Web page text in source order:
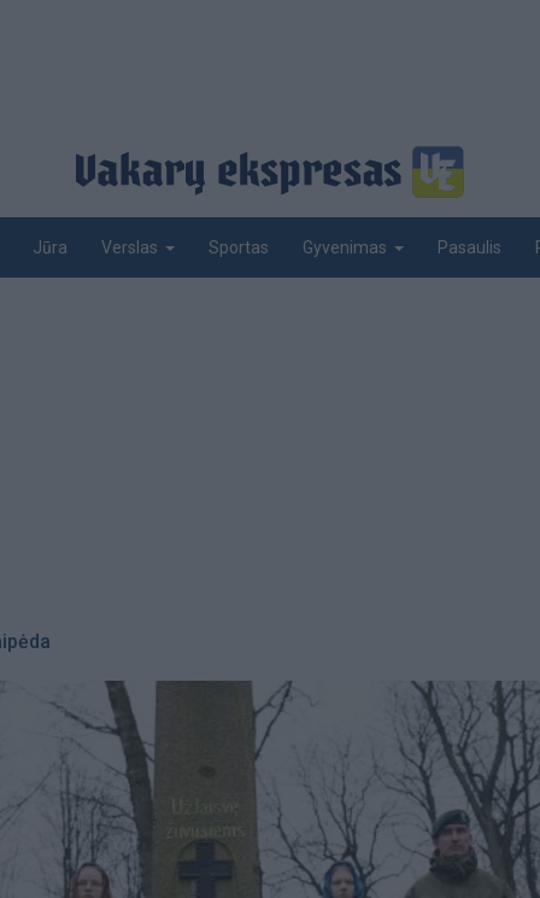
Jūra Verslas Sportas Gyvenimas Pasaulis